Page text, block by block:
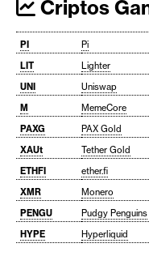
Criptos
PI Pi
LIT
Lighter
UNI
Uniswap
M
MemeCore
PAXG
PAX Gold
XAUt
Tether Gold
ETHFI
ether.fi
XMR
Monero
PENGU
Pudgy Penguins
HYPE
Hyperliquid